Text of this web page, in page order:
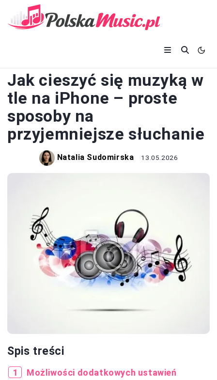
Jak cieszyć się muzyką w
tle na iPhone – proste
sposoby na
przyjemniejsze słuchanie
Natalia Sudomirska 13.05.2026
Spis treści
Możliwości dodatkowych ustawień